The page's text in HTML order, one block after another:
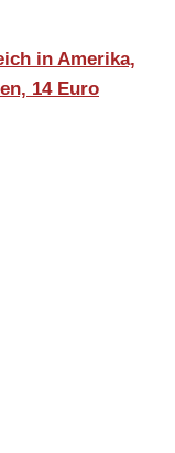
in Amerika,
14 Euro